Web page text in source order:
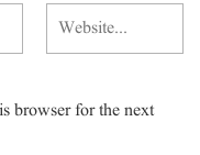
browser for the next